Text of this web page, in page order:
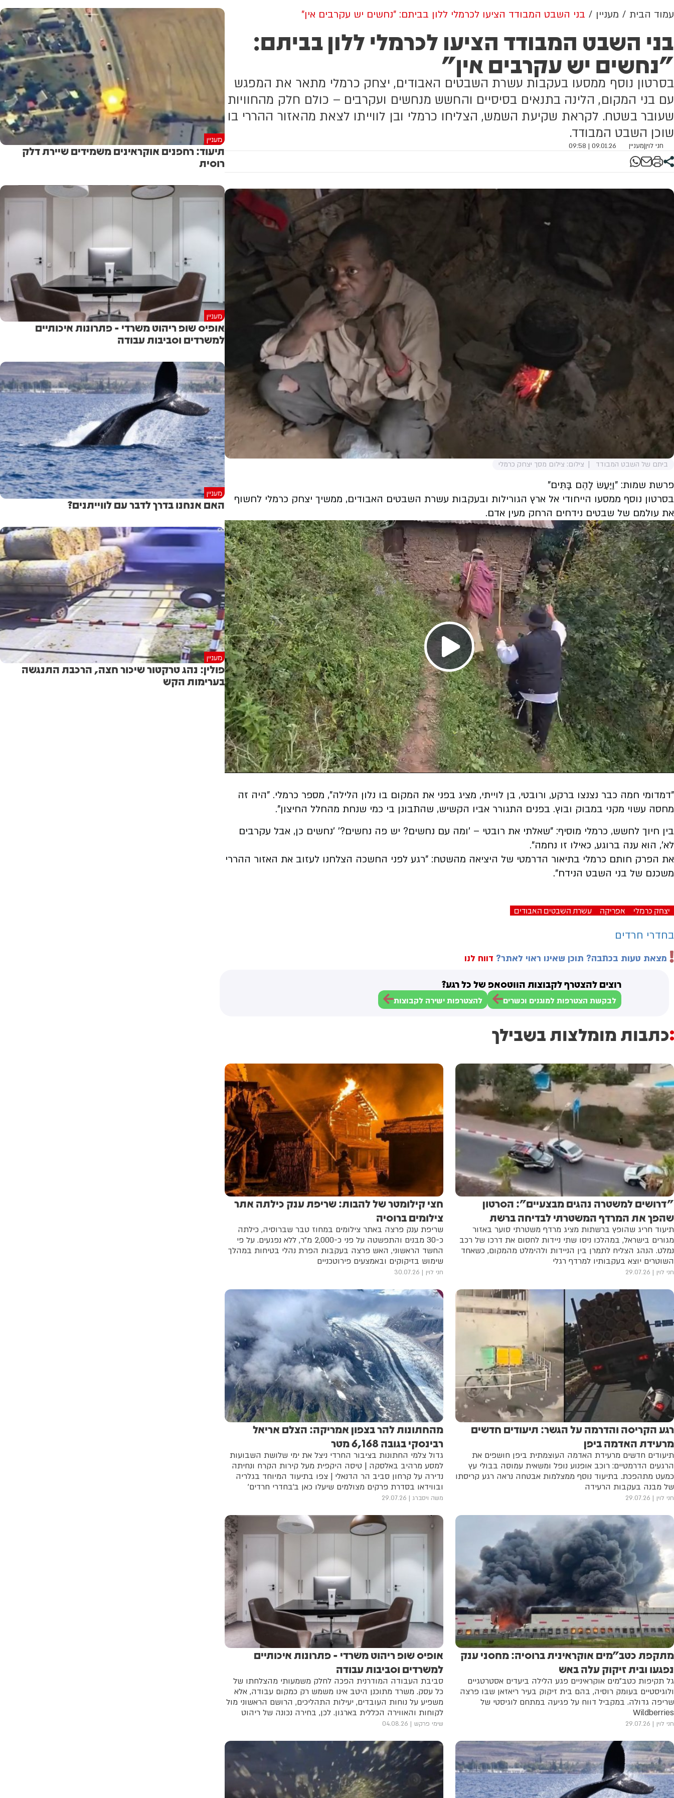
עמוד הבית מעניין בני השבט המבודד הציעו לכרמלי ללון בביתם: "נחשים יש עקרבים אין"
בני השבט המבודד הציעו לכרמלי ללון בביתם:
"נחשים יש עקרבים אין"
בסרטון נוסף ממסעו בעקבות עשרת השבטים האבודים, יצחק כרמלי מתאר את המפגש
עם בני המקום, הלינה בתנאים בסיסיים והחשש מנחשים ועקרבים – כולם חלק מהחוויות
שעובר בשטח. לקראת שקיעת השמש, הצליחו כרמלי ובן לווייתו לצאת מהאזור ההררי בו
שוכן השבט המבודד.
חני לוין|מעניין 09.01.26 | 09:58
ביתם של השבט המבודד צילום: צילום מסך יצחק כרמלי
פרשת שמות: "וַיַּעַשׂ לָהֶם בָּתִּים"
בסרטון נוסף ממסעו הייחודי אל ארץ הגורילות ובעקבות עשרת השבטים האבודים, ממשיך יצחק כרמלי לחשוף
את עולמם של שבטים נידחים הרחק מעין אדם.
Play
Video
"דמדומי חמה כבר נצנצו ברקע, ורובטי, בן לוייתי, מציג בפני את המקום בו נלון הלילה", מספר כרמלי. "היה זה
מחסה עשוי מקני במבוק ובוץ. בפנים התגורר אביו הקשיש, שהתבונן בי כמי שנחת מהחלל החיצון".
בין חיוך לחשש, כרמלי מוסיף: "שאלתי את רובטי – 'ומה עם נחשים? יש פה נחשים?' 'נחשים כן, אבל עקרבים
לא', הוא ענה ברוגע, כאילו זו נחמה".
את הפרק חותם כרמלי בתיאור הדרמטי של היציאה מהשטח: "רגע לפני החשכה הצלחנו לעזוב את האזור ההררי
משכנם של בני השבט הנידח".
יצחק כרמלי אפריקה עשרת השבטים האבודים
בחדרי חרדים
מצאת טעות בכתבה? תוכן שאינו ראוי לאתר? דווח לנו
רוצים להצטרף לקבוצות הווטסאפ של כל רגע?
לבקשת הצטרפות למוגנים וכשרים להצטרפות ישירה לקבוצות
כתבות מומלצות בשבילך
"דרושים למשטרה נהגים מבצעיים": הסרטון
שהפך את המרדף המשטרתי לבדיחה ברשת
תיעוד חריג שהופץ ברשתות מציג מרדף משטרתי סוער באזור
מגורים בישראל, במהלכו ניסו שתי ניידות לחסום את דרכו של רכב
נמלט. הנהג הצליח לתמרן בין הניידות ולהימלט מהמקום, כשאחד
השוטרים יוצא בעקבותיו למרדף רגלי
חני לוין 29.07.26
חצי קילומטר של להבות: שריפת ענק כילתה אתר
צילומים ברוסיה
שריפת ענק פרצה באתר צילומים במחוז טבר שברוסיה, כילתה
כ-30 מבנים והתפשטה על פני כ-2,000 מ"ר, ללא נפגעים. על פי
החשד הראשוני, האש פרצה בעקבות הפרת נהלי בטיחות במהלך
שימוש בזיקוקים ובאמצעים פירוטכניים
חני לוין 30.07.26
רגע הקריסה והדרמה על הגשר: תיעודים חדשים
מרעידת האדמה ביפן
תיעודים חדשים מרעידת האדמה העוצמתית ביפן חושפים את
הרגעים הדרמטיים: רוכב אופנוע נופל ומשאית עמוסה בבולי עץ
כמעט מתהפכת. בתיעוד נוסף ממצלמות אבטחה נראה רגע קריסתו
של מבנה בעקבות הרעידה
חני לוין 29.07.26
מהחתונות להר בצפון אמריקה: הצלם אריאל
רבינסקי בגובה 6,168 מטר
גדול צלמי החתונות בציבור החרדי ניצל את ימי שלושת השבועות
למסע מרהיב באלסקה | טיסה היקפית מעל קירות הקרח ונחיתה
נדירה על קרחון סביב הר הדנאלי | צפו בתיעוד המיוחד בגלריה
ובווידאו בסדרת פרקים מצולמים שיעלו כאן ב'בחדרי חרדים'
משה ויסברג 29.07.26
מתקפת כטב"מים אוקראינית ברוסיה: מחסני ענק
נפגעו ובית זיקוק עלה באש
גל תקיפות כטב"מים אוקראיניים פגע הלילה ביעדים אסטרטגיים
ולוגיסטיים בעומק רוסיה, בהם בית זיקוק בעיר ריאזאן שבו פרצה
שריפה גדולה. במקביל דווח על פגיעה במתחם לוגיסטי של
Wildberries
חני לוין 29.07.26
אופיס שופ ריהוט משרדי - פתרונות איכותיים
למשרדים וסביבות עבודה
סביבת העבודה המודרנית הפכה לחלק משמעותי מהצלחתו של
כל עסק. משרד מתוכנן היטב אינו משמש רק כמקום עבודה, אלא
משפיע על נוחות העובדים, יעילות התהליכים, הרושם הראשוני מול
לקוחות והאווירה הכללית בארגון. לכן, בחירה נכונה של ריהוט
משרדי איכותי היא החלטה חשובה המשפיעה על התפקוד
שימי פרקש 04.08.26
מעניין
תיעוד: רחפנים אוקראינים משמידים שיירת דלק
רוסית
מעניין
אופיס שופ ריהוט משרדי - פתרונות איכותיים
למשרדים וסביבות עבודה
מעניין
האם אנחנו בדרך לדבר עם לווייתנים?
מעניין
פולין: נהג טרקטור שיכור חצה, הרכבת התנגשה
בערימות הקש